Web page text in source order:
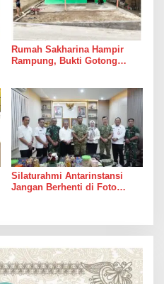
Rumah Sakharina Hampir
Rampung, Bukti Gotong
Silaturahmi Antarinstansi
Jangan Berhenti di Foto